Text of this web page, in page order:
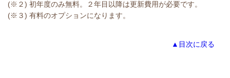
(※２) 初年度のみ無料。２年目以降は更新費用が必要です。
(※３) 有料のオプションになります。
▲目次に戻る